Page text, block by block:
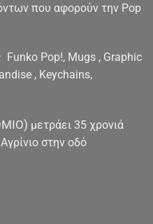
που αφορούν την Pop
Funko Pop!, Mugs , Graphic
, Keychains,
μετράει 35 χρονιά
στην οδό